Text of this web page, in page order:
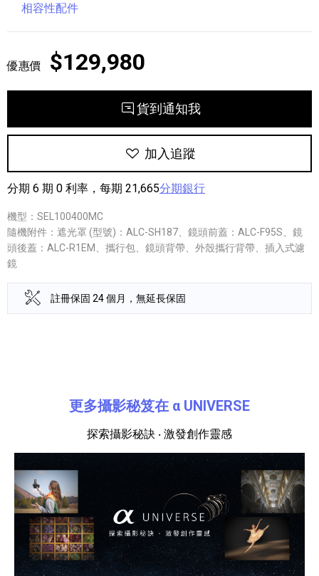
相容性配件
優惠價 $129,980
貨到通知我
加入追蹤
分期 6 期 0 利率，每期 21,665分期銀行
機型：SEL100400MC
隨機附件：遮光罩 (型號)：ALC-SH187、鏡頭前蓋：ALC-F95S、鏡
頭後蓋：ALC-R1EM、攜行包、鏡頭背帶、外殼攜行背帶、插入式濾
鏡
註冊保固 24 個月，無延長保固
更多攝影秘笈在 α UNIVERSE
探索攝影秘訣 ‧ 激發創作靈感